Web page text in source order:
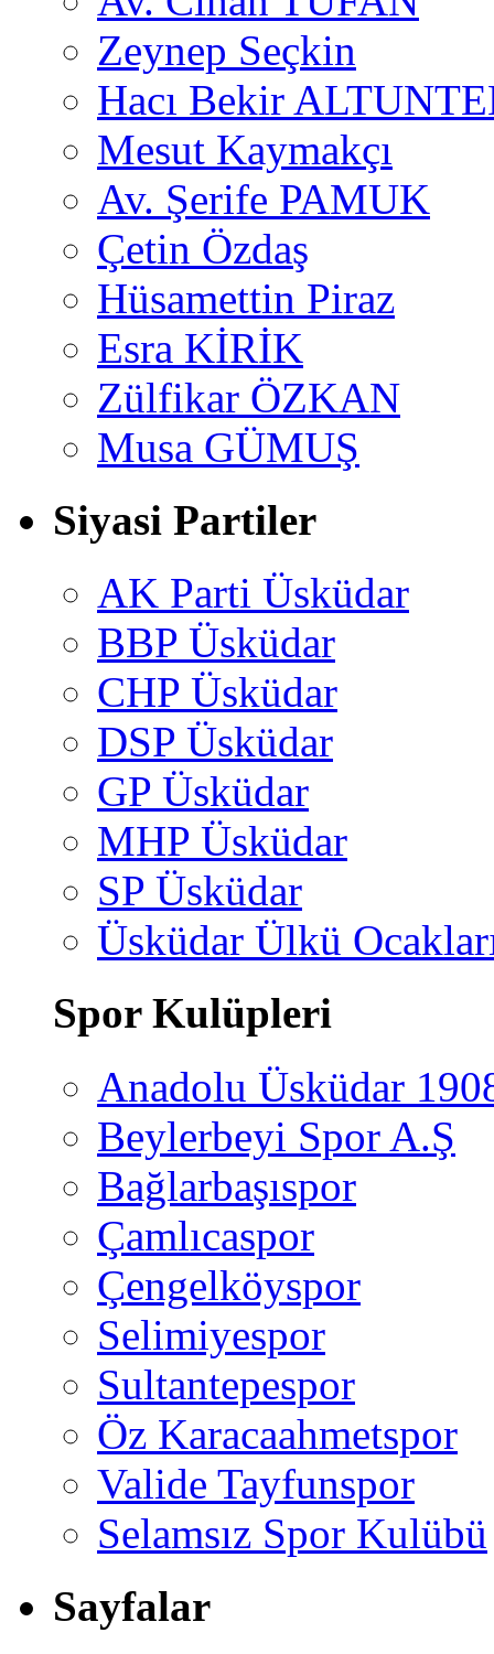
Zeynep Seçkin
Hacı Bekir
Mesut Kaymakçı
Av. Şerife PAMUK
Çetin Özdaş
Hüsamettin Piraz
Esra KİRİK
Zülfikar ÖZKAN
Musa GÜMUŞ
Siyasi Partiler
AK Parti Üsküdar
BBP Üsküdar
CHP Üsküdar
DSP Üsküdar
GP Üsküdar
MHP Üsküdar
SP Üsküdar
Üsküdar Ülkü
Spor Kulüpleri
Anadolu Üsküdar
Beylerbeyi Spor A.Ş
Bağlarbaşıspor
Çamlıcaspor
Çengelköyspor
Selimiyespor
Sultantepespor
Öz Karacaahmetspor
Valide Tayfunspor
Selamsız Spor Kulübü
Sayfalar